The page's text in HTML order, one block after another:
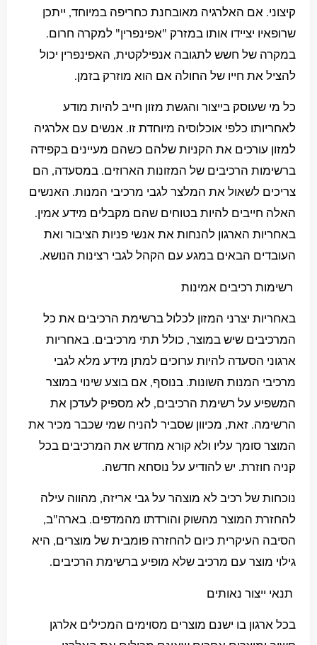
קיצוני. אם האלרגיה מאובחנת כחריפה במיוחד, ייתכן
שרופאיו יציידו אותו במזרק "אפינפרין" למקרה חרום.
במקרה של חשש לתגובה אנפילקטית, האפינפרין יכול
להציל את חייו של החולה אם הוא מוזרק בזמן.
כל מי שעוסק בייצור והגשת מזון חייב להיות מודע
לאחריותו כלפי אוכלוסיה מיוחדת זו. אנשים עם אלרגיה
למזון עורכים את הקניות שלהם כשהם מעיינים בקפידה
ברשימות הרכיבים של המזונות הארוזים. במסעדה, הם
צריכים לשאול את המלצר לגבי מרכיבי המנות. האנשים
האלה חייבים להיות בטוחים שהם מקבלים מידע אמין.
באחריות הארגון להנחות את אנשי פניות הציבור ואת
העובדים הבאים במגע עם הקהל לגבי רצינות הנושא.
רשימות רכיבים אמינות
באחריות יצרני המזון לכלול ברשימת הרכיבים את כל
המרכיבים שיש במוצר, כולל תתי מרכיבים. באחריות
ארגוני הסעדה להיות ערוכים למתן מידע מלא לגבי
מרכיבי המנות השונות. בנוסף, אם בוצע שינוי במוצר
המשפיע על רשימת הרכיבים, לא מספיק לעדכן את
הרשימה. זאת, מכיוון שסביר להניח שמי שכבר מכיר את
המוצר סומך עליו ולא קורא מחדש את המרכיבים בכל
קניה חוזרת. יש להודיע על נוסחא חדשה.
נוכחות של רכיב לא מוצהר על גבי אריזה, מהווה עילה
להחזרת המוצר מהשוק והורדתו מהמדפים. בארה"ב,
הסיבה העיקרית כיום להחזרה פומבית של מוצרים, היא
גילוי מוצר עם מרכיב שלא מופיע ברשימת הרכיבים.
תנאי ייצור נאותים
בכל ארגון בו ישנם מוצרים מסוימים המכילים אלרגן